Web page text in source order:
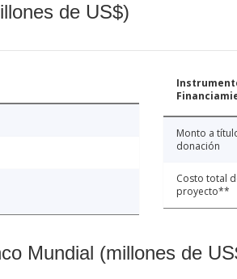
de US$)
Monto a
donación
Costo total
proyecto**
Mundial (millones de